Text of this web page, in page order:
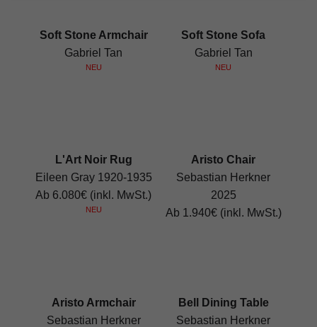
Soft Stone Armchair
Gabriel Tan
NEU
Soft Stone Sofa
Gabriel Tan
NEU
L'Art Noir Rug
Eileen Gray 1920-1935
Ab 6.080€ (inkl. MwSt.)
NEU
Aristo Chair
Sebastian Herkner
2025
Ab 1.940€ (inkl. MwSt.)
Aristo Armchair
Sebastian Herkner
Bell Dining Table
Sebastian Herkner